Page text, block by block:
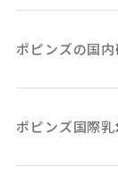
ポピンズの国内
ポピンズ国際